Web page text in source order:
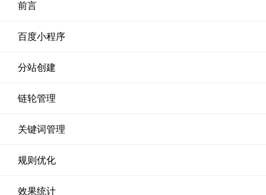
前言
百度小程序
分站创建
链轮管理
关键词管理
规则优化
效果统计